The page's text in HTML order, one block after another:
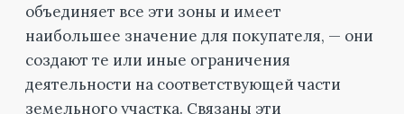
объединяет все эти зоны и имеет
наибольшее значение для покупателя, — они
создают те или иные ограничения
деятельности на соответствующей части
земельного участка. Связаны эти